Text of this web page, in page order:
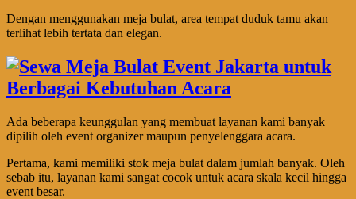
Dengan menggunakan meja bulat, area tempat duduk tamu akan
terlihat lebih tertata dan elegan.
Ada beberapa keunggulan yang membuat layanan kami banyak
dipilih oleh event organizer maupun penyelenggara acara.
Pertama, kami memiliki stok meja bulat dalam jumlah banyak. Oleh
sebab itu, layanan kami sangat cocok untuk acara skala kecil hingga
event besar.